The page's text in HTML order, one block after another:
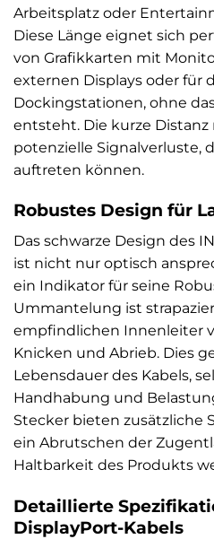
Arbeitsplatz oder
Diese Länge eignet sich
von Grafikkarten mit
externen Displays oder für
Dockingstationen, ohne
entsteht. Die kurze
potenzielle Signalverluste,
auftreten können.
Robustes Design für
Das schwarze Design des
ist nicht nur optisch
ein Indikator für seine
Ummantelung ist
empfindlichen Innenleiter
Knicken und Abrieb. Dies
Lebensdauer des Kabels,
Handhabung und
Stecker bieten zusätzliche
ein Abrutschen der
Haltbarkeit des Produkts
Detaillierte
DisplayPort-Kabels